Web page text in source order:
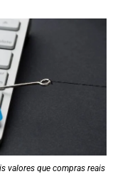
valores que compras reais